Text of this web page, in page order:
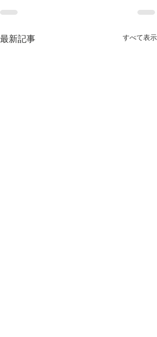
最新記事 すべて表示